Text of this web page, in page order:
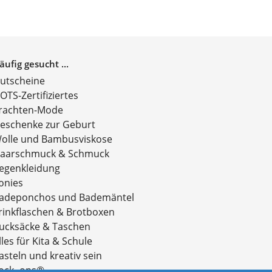
gesucht ...
Zertifiziertes
Mode
zur Geburt
und Bambusviskose
& Schmuck
und Bademäntel
& Brotboxen
& Taschen
für Kita & Schule
und kreativ sein